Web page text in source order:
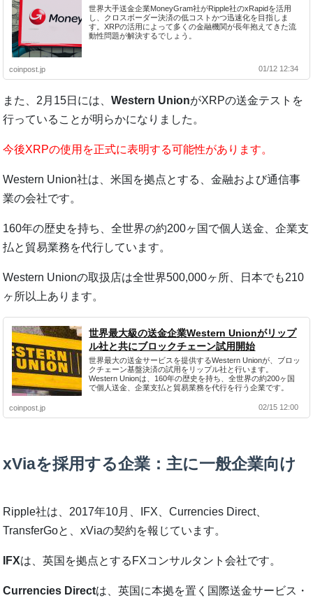
世界大手送金企業MoneyGram社がRipple社のxRapidを活用
し、クロスボーダー決済の低コストかつ迅速化を目指しま
す。XRPの活用によって多くの金融機関が長年抱えてきた流
動性問題が解決するでしょう。
coinpost.jp 01/12 12:34
また、2月15日には、Western UnionがXRPの送金テストを
行っていることが明らかになりました。
今後XRPの使用を正式に表明する可能性があります。
Western Union社は、米国を拠点とする、金融および通信事
業の会社です。
160年の歴史を持ち、全世界の約200ヶ国で個人送金、企業支
払と貿易業務を代行しています。
Western Unionの取扱店は全世界500,000ヶ所、日本でも210
ヶ所以上あります。
世界最大級の送金企業Western Unionがリップ
ル社と共にブロックチェーン試用開始
世界最大の送金サービスを提供するWestern Unionが、ブロッ
クチェーン基盤決済の試用をリップル社と行います。
Western Unionは、160年の歴史を持ち、全世界の約200ヶ国
で個人送金、企業支払と貿易業務を代行を行う企業です。
coinpost.jp 02/15 12:00
xViaを採用する企業：主に一般企業向け
Ripple社は、2017年10月、IFX、Currencies Direct、
TransferGoと、xViaの契約を報じています。
IFXは、英国を拠点とするFXコンサルタント会社です。
Currencies Directは、英国に本拠を置く国際送金サービス・